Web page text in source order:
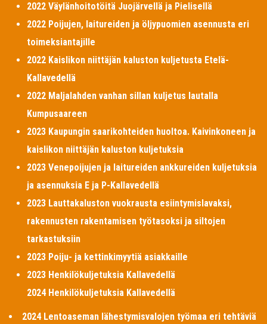
2022 Väylänhoitotöitä Juojärvellä ja Pielisellä
2022 Poijujen, laitureiden ja öljypuomien asennusta eri
toimeksiantajille
2022 Kaislikon niittäjän kaluston kuljetusta Etelä-
Kallavedellä
2022 Maljalahden vanhan sillan kuljetus lautalla
Kumpusaareen
2023 Kaupungin saarikohteiden huoltoa. Kaivinkoneen ja
kaislikon niittäjän kaluston kuljetuksia
2023 Venepoijujen ja laitureiden ankkureiden kuljetuksia
ja asennuksia E ja P-Kallavedellä
2023 Lauttakaluston vuokrausta esiintymislavaksi,
rakennusten rakentamisen työtasoksi ja siltojen
tarkastuksiin
2023 Poiju- ja kettinkimyytiä asiakkaille
2023 Henkilökuljetuksia Kallavedellä
2024 Henkilökuljetuksia Kallavedellä
2024 Lentoaseman lähestymisvalojen työmaa eri tehtäviä